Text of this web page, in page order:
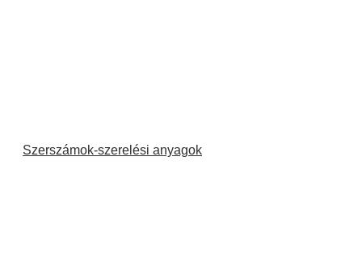
Szerszámok-szerelési anyagok